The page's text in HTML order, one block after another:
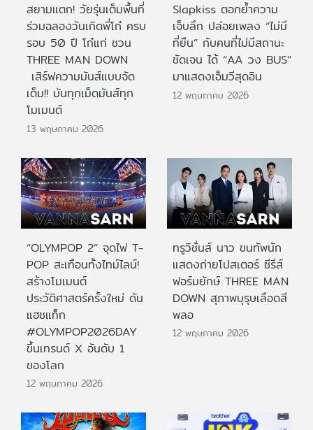
สยามแตก! วัยรุ่นเต็มพื้นที่
ร่วมฉลองวันเกิดพี่โก๋ ครบ
รอบ 50 ปี โก๋แก่ ชวน
THREE MAN DOWN
เสิร์ฟความมันส์แบบจัด
เต็ม!! มันทุกเม็ดมันส์ทุก
โมเมนต์
13 พฤษภาคม 2026
Slapkiss ตอกย้ำความ
เจ็บลึก ปล่อยเพลง “ไม่มี
ที่ยืน” กับคนที่ไม่มีสถานะ
ชัดเจน ได้ “AA วง BUS”
มาแสดงเอ็มวีสุดอิน
12 พฤษภาคม 2026
“OLYMPOP 2” จุดไฟ T-
POP สะเทือนทั้งไทม์ไลน์!
สร้างโมเมนต์
ประวัติศาสตร์ครั้งใหม่ ดัน
แฮชแท็ก
#OLYMPOP2026DAY
ขึ้นเทรนด์ X อันดับ 1
ของโลก
12 พฤษภาคม 2026
ทรูวิชั่นส์ นาว ขนทัพนัก
แสดงถ่ายโปสเตอร์ ซีรีส์
ฟอร์มยักษ์ THREE MAN
DOWN สุภาพบุรุษเลือดสี
พลอ
12 พฤษภาคม 2026